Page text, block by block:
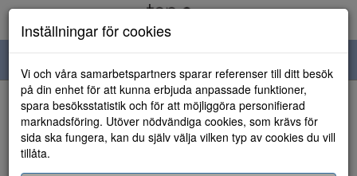
navigation
Visa filter
Herrskor (848 artiklar)
Inställningar för cookies
Vi och våra samarbetspartners sparar referenser till ditt besök
på din enhet för att kunna erbjuda anpassade funktioner,
spara besöksstatistik och för att möjliggöra personifierad
marknadsföring. Utöver nödvändiga cookies, som krävs för
sida ska fungera, kan du själv välja vilken typ av cookies du vill
tillåta.